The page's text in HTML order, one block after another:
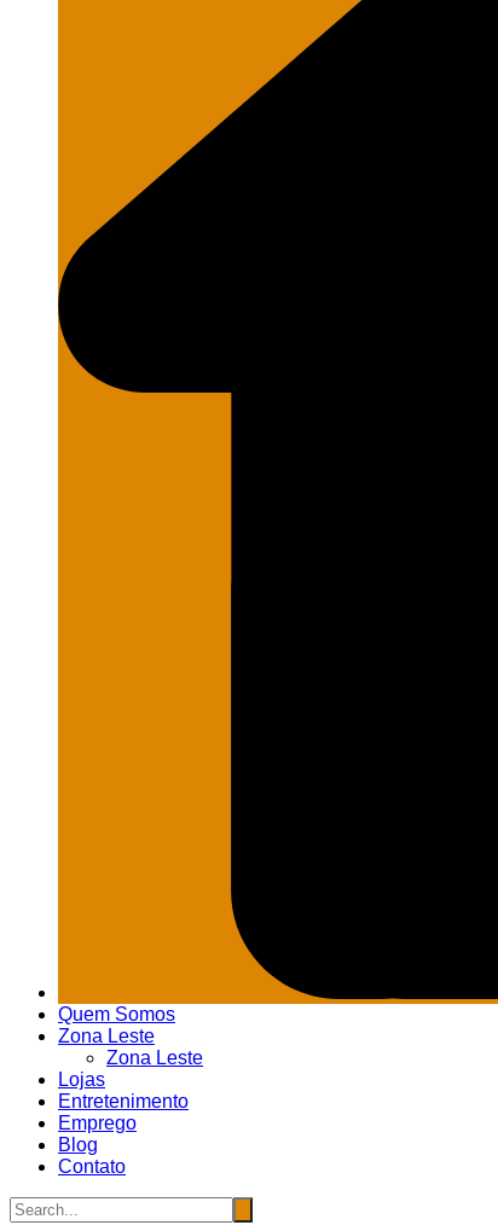
Quem Somos
Zona Leste
Zona Leste
Lojas
Entretenimento
Emprego
Blog
Contato